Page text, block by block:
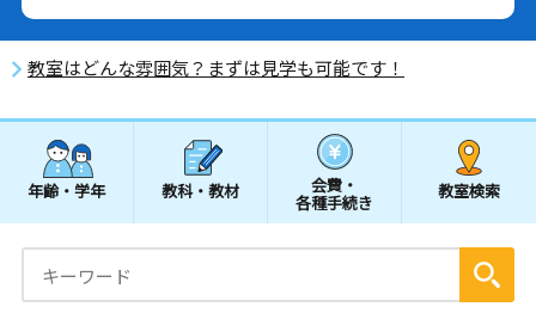
教室はどんな雰囲気？まずは見学も可能です！
年齢・学年 教科・教材 会費・
各種手続き
教室検索